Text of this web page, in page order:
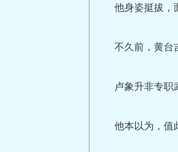
他身姿挺拔，
不久前，黄台
卢象升非专职
他本以为，值